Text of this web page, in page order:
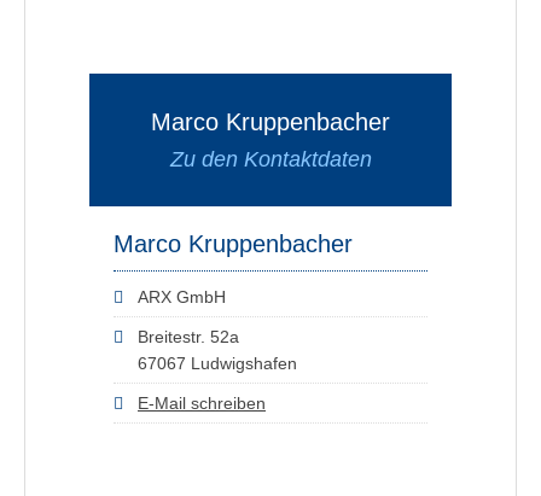
Marco Kruppenbacher
Zu den Kontaktdaten
Marco Kruppenbacher
ARX GmbH
Breitestr. 52a
67067 Ludwigshafen
E-Mail schreiben